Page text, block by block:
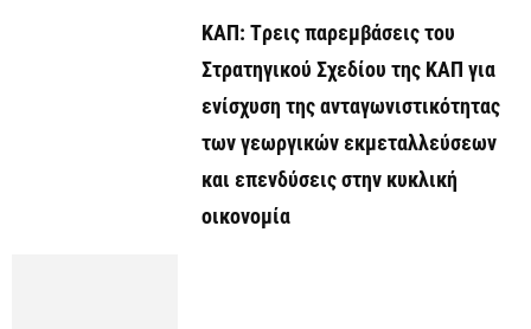
ΚΑΠ: Tρεις παρεμβάσεις του
Στρατηγικού Σχεδίου της ΚΑΠ για
ενίσχυση της ανταγωνιστικότητας
των γεωργικών εκμεταλλεύσεων
και επενδύσεις στην κυκλική
οικονομία